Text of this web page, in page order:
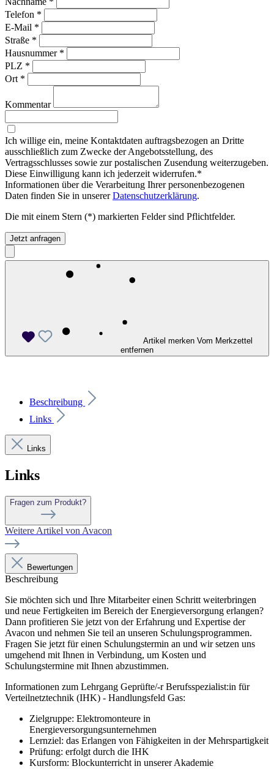
Telefon *
E-Mail *
Straße *
Hausnummer *
PLZ *
Ort *
Kommentar
Ich willige ein, meine Kontaktdaten auftragsbezogen an Dritte
ausschließlich zum Zwecke der Angebotsstellung, des
Vertragsschlusses sowie zur postalischen Zusendung weiterzugeben.
Diese Einwilligung kann ich jederzeit widerrufen.*
Informationen über die Verarbeitung Ihrer personenbezogenen
Daten finden Sie in unsererDatenschutzerklärung.
Die mit einem Stern (*) markierten Felder sind Pflichtfelder.
Jetzt anfragen
Artikel merken Vom Merkzettel
entfernen
Beschreibung
Links
Links
Links
Fragen zum Produkt?
Weitere Artikel von Avacon
Bewertungen
Beschreibung
Sie möchten sich und Ihre Mitarbeiter einen Schritt weiterbringen
und neue Fertigkeiten im Bereich der Energieversorgung erlangen?
Dann profitieren Sie jetzt von der Erfahrung und Expertise der
Avacon und nehmen Sie teil an unseren Schulungsprogrammen.
Fragen Sie jetzt für einen Schulungstermin an und wir setzen uns
umgehend mit Ihnen in Verbindung, um Kosten und
Schulungstermine mit Ihnen abzustimmen.
Informationen zum Lehrgang Geprüfte/-r Berufsspezialist:in für
Verteilnetztechnik (IHK) - Handlungsfeld Gas:
Zielgruppe: Elektromonteure in
Energieversorgungsunternehmen
Lernziel: das Erlangen von Fähigkeiten in der Mehrspartigkeit
Prüfung: erfolgt durch die IHK
Kursform: Blockunterricht in unserer Akademie